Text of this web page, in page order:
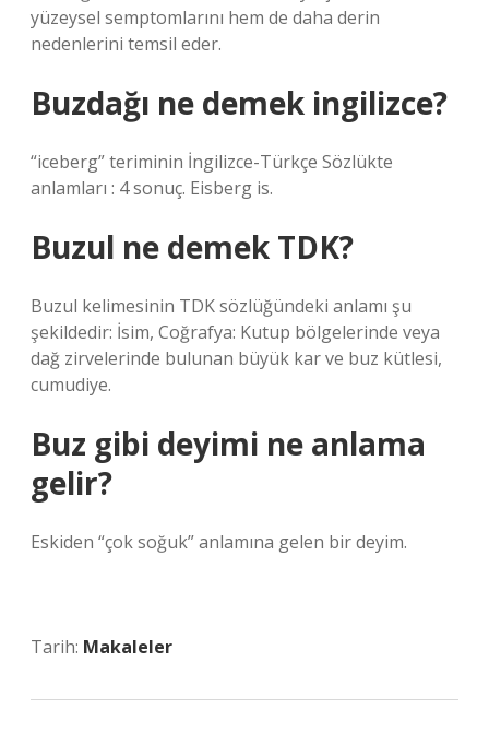
yüzeysel semptomlarını hem de daha derin
nedenlerini temsil eder.
Buzdağı ne demek ingilizce?
“iceberg” teriminin İngilizce-Türkçe Sözlükte
anlamları : 4 sonuç. Eisberg is.
Buzul ne demek TDK?
Buzul kelimesinin TDK sözlüğündeki anlamı şu
şekildedir: İsim, Coğrafya: Kutup bölgelerinde veya
dağ zirvelerinde bulunan büyük kar ve buz kütlesi,
cumudiye.
Buz gibi deyimi ne anlama
gelir?
Eskiden “çok soğuk” anlamına gelen bir deyim.
Tarih: Makaleler